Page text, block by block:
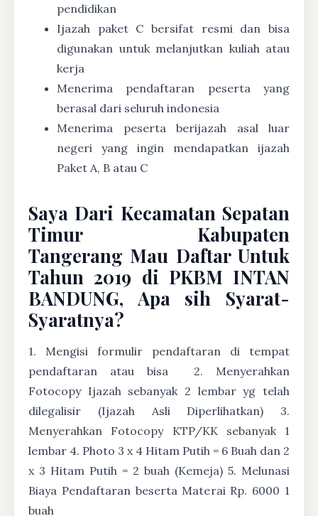
pendidikan
Ijazah paket C bersifat resmi dan bisa
digunakan untuk melanjutkan kuliah atau
kerja
Menerima pendaftaran peserta yang
berasal dari seluruh indonesia
Menerima peserta berijazah asal luar
negeri yang ingin mendapatkan ijazah
Paket A, B atau C
Saya Dari Kecamatan Sepatan
Timur Kabupaten
Tangerang Mau Daftar Untuk
Tahun 2019 di PKBM INTAN
BANDUNG, Apa sih Syarat-
Syaratnya?
1. Mengisi formulir pendaftaran di tempat
pendaftaran atau bisa
2. Menyerahkan
Fotocopy Ijazah sebanyak 2 lembar yg telah
dilegalisir (Ijazah Asli Diperlihatkan) 3.
Menyerahkan Fotocopy KTP/KK sebanyak 1
lembar 4. Photo 3 x 4 Hitam Putih = 6 Buah dan 2
x 3 Hitam Putih = 2 buah (Kemeja) 5. Melunasi
Biaya Pendaftaran beserta Materai Rp. 6000 1
buah